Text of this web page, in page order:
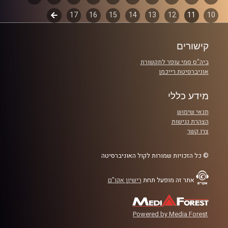
קרדיט תמונות:włodi
פרקים
10
11
12
13
14
15
16
17
לשלב
קישורים
ביה"ס סמי עופר לתקשורת
אוניברסיטת רייכמן
מידע כללי
תנאי שימוש
הצהרת נגישות
צרו קשר
© כל הזכויות שמורות לקול האוניברסיטה
אתר זה מופעל תחת רישיון אקו"ם
Powered by Media Forest